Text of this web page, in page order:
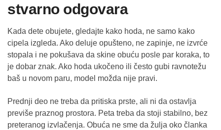
stvarno odgovara
Kada dete obujete, gledajte kako hoda, ne samo kako
cipela izgleda. Ako deluje opušteno, ne zapinje, ne izvrće
stopala i ne pokušava da skine obuću posle par koraka, to
je dobar znak. Ako hoda ukočeno ili često gubi ravnotežu
baš u novom paru, model možda nije pravi.
Prednji deo ne treba da pritiska prste, ali ni da ostavlja
previše praznog prostora. Peta treba da stoji stabilno, bez
preteranog izvlačenja. Obuća ne sme da žulja oko članka